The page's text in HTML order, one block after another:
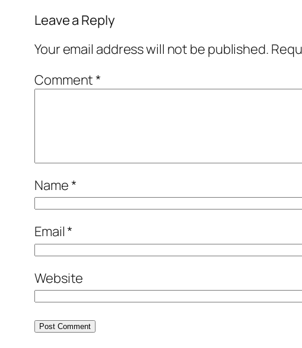
Leave a Reply
Your email address will not be published.
Comment*
Name*
Email*
Website